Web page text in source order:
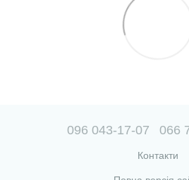
096 043-17-07 066
Контакти